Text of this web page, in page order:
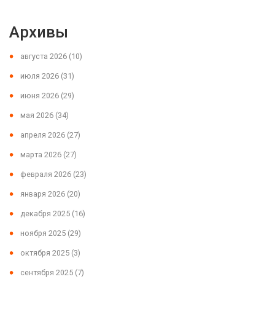
Архивы
августа 2026 (10)
июля 2026 (31)
июня 2026 (29)
мая 2026 (34)
апреля 2026 (27)
марта 2026 (27)
февраля 2026 (23)
января 2026 (20)
декабря 2025 (16)
ноября 2025 (29)
октября 2025 (3)
сентября 2025 (7)